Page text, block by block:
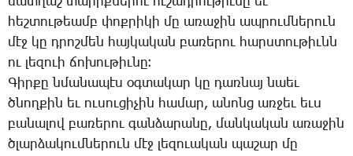
հեշ­տու­թեամբ փոք­րի­կի մը ա­ռա­ջին ապ­րում­նե­րուն
մէջ կը դրոշ­մեն հայ­կա­կան բա­ռե­րու հարս­տու­թիւնն
ու լե­զո­ւի ճո­խու­թիւ­նը։
­Գիր­քը նմա­նա­պէս օգ­տա­կար կը դառ­նայ նաեւ
ծնող­քին եւ ու­սու­ցի­չին հա­մար, ա­նոնց առ­ջեւ եւս
բա­նա­լով բա­ռե­րու գան­ձա­րա­նը, ման­կա­կան ա­ռա­ջին
ծլար­ձա­կում­նե­րուն մէջ լե­զո­ւա­կան պա­շար մը